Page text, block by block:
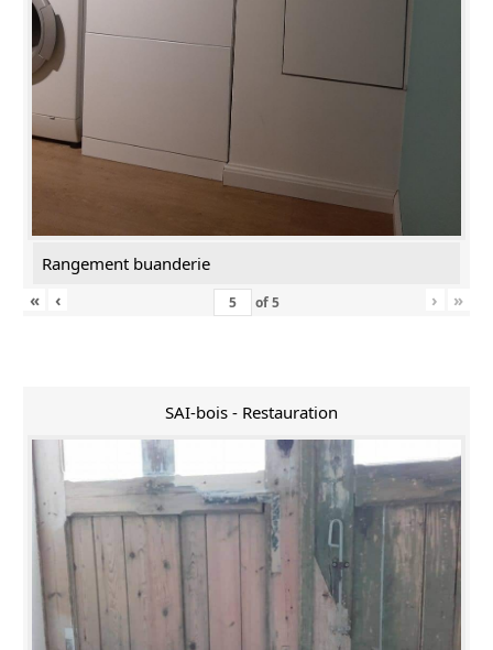
Rangement buanderie
«
‹ of5 › »
SAI-bois - Restauration